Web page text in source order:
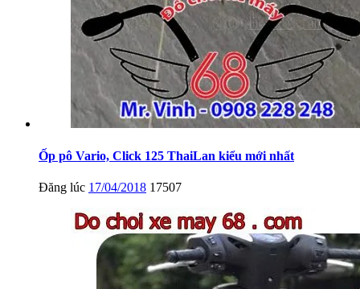
Ốp pô Vario, Click 125 ThaiLan kiểu mới nhất
Đăng lúc 17/04/2018 17507